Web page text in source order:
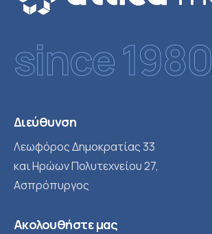
since 1980
Διεύθυνση
Λεωφόρος Δημοκρατίας 33
και Ηρώων Πολυτεχνείου 27,
Ασπρόπυργος
Ακολουθήστε μας